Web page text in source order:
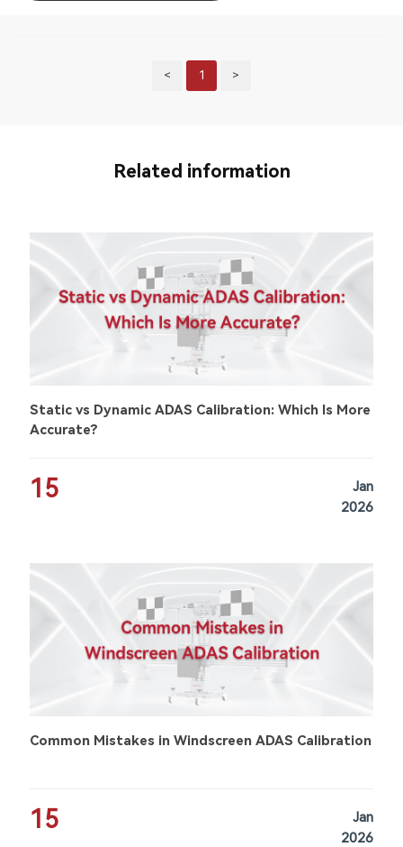
< 1 >
Related information
Static vs Dynamic ADAS Calibration: Which Is More
Accurate?
15
Jan
2026
Common Mistakes in Windscreen ADAS Calibration
15
Jan
2026